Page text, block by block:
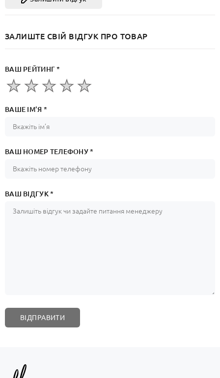
ЗАЛИШТЕ СВІЙ ВІДГУК ПРО ТОВАР
ВАШ РЕЙТИНГ *
ВАШЕ ІМ’Я *
ВАШ НОМЕР ТЕЛЕФОНУ *
ВАШ ВІДГУК *